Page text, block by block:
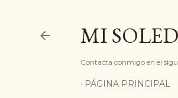
MI
Contacta conmigo en el
PÁGINA PRINCIPAL